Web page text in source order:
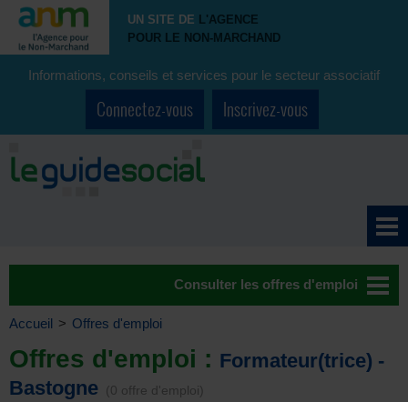
UN SITE DE L'AGENCE
POUR LE NON-MARCHAND
Informations, conseils et services pour le secteur associatif
Connectez-vous Inscrivez-vous
Consulter les offres d'emploi
Accueil > Offres d'emploi
Offres d'emploi : Formateur(trice) -
Bastogne (0 offre d'emploi)